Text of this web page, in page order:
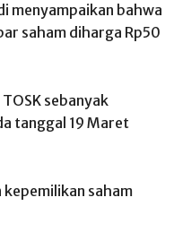
menyampaikan bahwa
saham diharga Rp50
sebanyak
tanggal 19 Maret
saham